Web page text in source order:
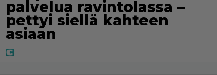
palvelua ravintolassa –
pettyi siellä kahteen
asiaan